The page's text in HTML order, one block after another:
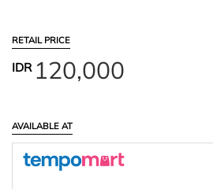
RETAIL PRICE
IDR120,000
AVAILABLE AT